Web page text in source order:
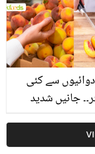
غلط فہمیوں کی
ہے اور افواہ
سے کئی
جانیں شدید
چاہیے؟